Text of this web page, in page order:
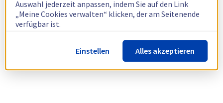
Auswahl jederzeit anpassen, indem Sie auf den Link
„Meine Cookies verwalten“ klicken, der am Seitenende
verfügbar ist.
Weitere Informationen finden Sie in unsererRichtlinie
zur Verwendung von Cookies.
Einstellen Alles akzeptieren